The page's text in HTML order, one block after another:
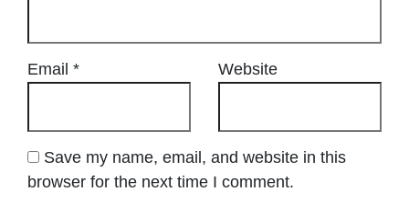
Email * Website
Save my name, email, and website in this
browser for the next time I comment.